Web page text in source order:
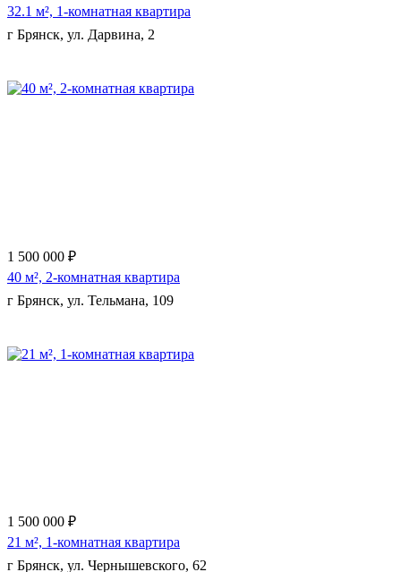
32.1 м², 1-комнатная квартира
г Брянск, ул. Дарвина, 2
1 500 000 ₽
40 м², 2-комнатная квартира
г Брянск, ул. Тельмана, 109
1 500 000 ₽
21 м², 1-комнатная квартира
г Брянск, ул. Чернышевского, 62